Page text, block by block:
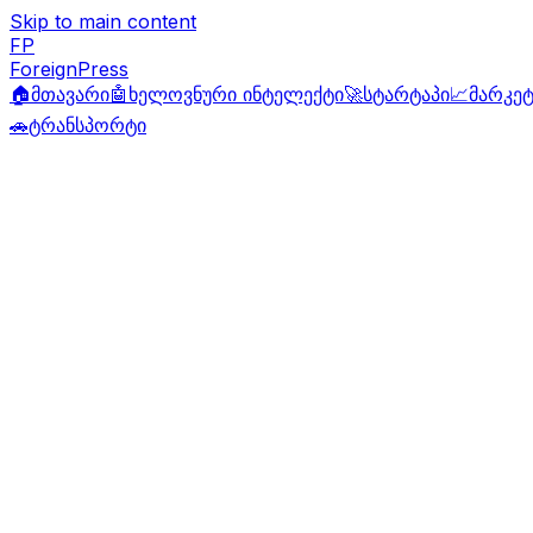
Skip to main content
FP
ForeignPress
🏠მთავარი🤖 ხელოვნური ინტელექტი🚀სტარტაპი📈
🚗ტრანსპორტი